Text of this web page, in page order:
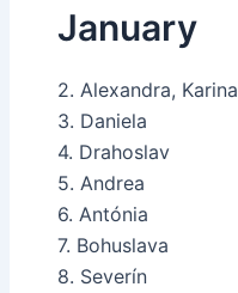
January
2. Alexandra, Karina
3. Daniela
4. Drahoslav
5. Andrea
6. Antónia
7. Bohuslava
8. Severín